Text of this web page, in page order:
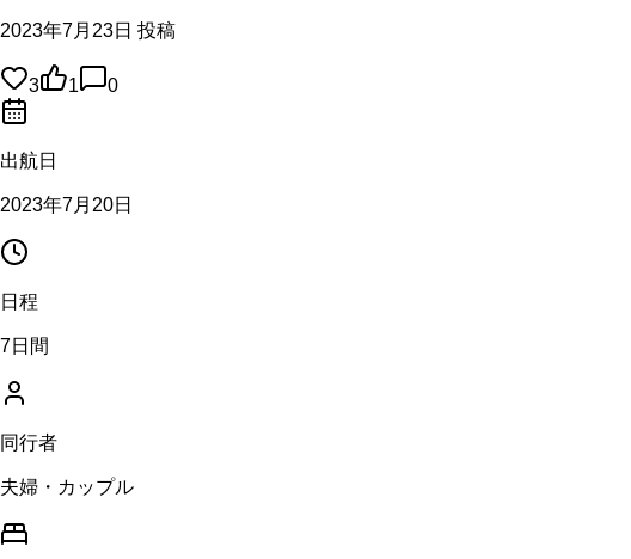
2023年7月23日 投稿
3 1 0
出航日
2023年7月20日
日程
7日間
同行者
夫婦・カップル